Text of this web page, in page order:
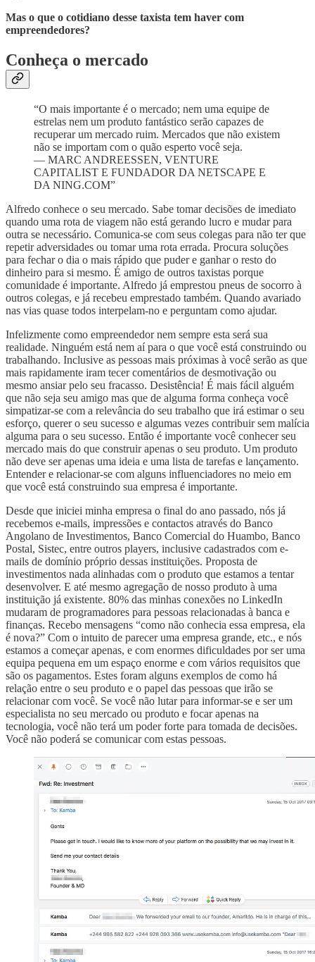
Mas o que o cotidiano desse taxista tem haver com
empreendedores?
Conheça o mercado
“O mais importante é o mercado; nem uma equipe de
estrelas nem um produto fantástico serão capazes de
recuperar um mercado ruim. Mercados que não existem
não se importam com o quão esperto você seja.
— MARC ANDREESSEN, VENTURE
CAPITALIST E FUNDADOR DA NETSCAPE E
DA NING.COM”
Alfredo conhece o seu mercado. Sabe tomar decisões de imediato
quando uma rota de viagem não está gerando lucro e mudar para
outra se necessário. Comunica-se com seus colegas para não ter que
repetir adversidades ou tomar uma rota errada. Procura soluções
para fechar o dia o mais rápido que puder e ganhar o resto do
dinheiro para si mesmo. É amigo de outros taxistas porque
comunidade é importante. Alfredo já emprestou pneus de socorro à
outros colegas, e já recebeu emprestado também. Quando avariado
nas vias quase todos interpelam-no e perguntam como ajudar.
Infelizmente como empreendedor nem sempre esta será sua
realidade. Ninguém está nem aí para o que você está construindo ou
trabalhando. Inclusive as pessoas mais próximas à você serão as que
mais rapidamente iram tecer comentários de desmotivação ou
mesmo ansiar pelo seu fracasso. Desistência! É mais fácil alguém
que não seja seu amigo mas que de alguma forma conheça você
simpatizar-se com a relevância do seu trabalho que irá estimar o seu
esforço, querer o seu sucesso e algumas vezes contribuir sem malícia
alguma para o seu sucesso. Então é importante você conhecer seu
mercado mais do que construir apenas o seu produto. Um produto
não deve ser apenas uma ideia e uma lista de tarefas e lançamento.
Entender e relacionar-se com alguns influenciadores no meio em
que você está construindo sua empresa é importante.
Desde que iniciei minha empresa o final do ano passado, nós já
recebemos e-mails, impressões e contactos através do Banco
Angolano de Investimentos, Banco Comercial do Huambo, Banco
Postal, Sistec, entre outros players, inclusive cadastrados com e-
mails de domínio próprio dessas instituições. Proposta de
investimentos nada alinhadas com o produto que estamos a tentar
desenvolver. E até mesmo agregação de nosso produto à uma
instituição já existente. 80% das minhas conexões no LinkedIn
mudaram de programadores para pessoas relacionadas à banca e
finanças. Recebo mensagens “como não conhecia essa empresa, ela
é nova?” Com o intuito de parecer uma empresa grande, etc., e nós
estamos a começar apenas, e com enormes dificuldades por ser uma
equipa pequena em um espaço enorme e com vários requisitos que
são os pagamentos. Estes foram alguns exemplos de como há
relação entre o seu produto e o papel das pessoas que irão se
relacionar com você. Se você não lutar para informar-se e ser um
especialista no seu mercado ou produto e focar apenas na
tecnologia, você não terá um poder forte para tomada de decisões.
Você não poderá se comunicar com estas pessoas.